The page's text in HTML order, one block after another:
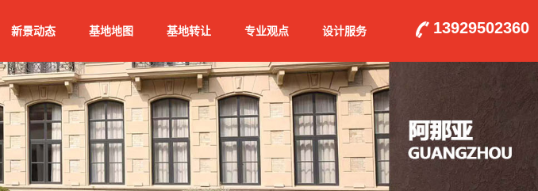
新景动态 基地地图 基地转让 专业观点 设计服务 13929502360